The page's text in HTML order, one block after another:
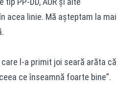
acea linie. Mă aşteptam la mai
l-a primit joi seară arăta că
ce înseamnă foarte bine”.